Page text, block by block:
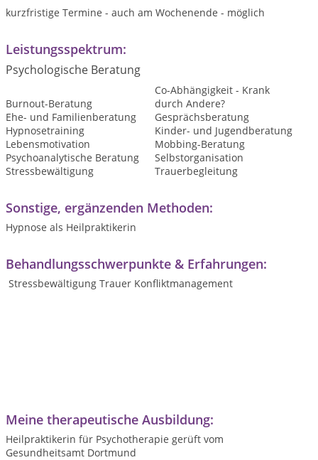
kurzfristige Termine - auch am Wochenende - möglich
Leistungsspektrum:
Psychologische Beratung
Burnout-Beratung
Co-Abhängigkeit - Krank
durch Andere?
Ehe- und Familienberatung
Gesprächsberatung
Hypnosetraining
Kinder- und Jugendberatung
Lebensmotivation
Mobbing-Beratung
Psychoanalytische Beratung
Selbstorganisation
Stressbewältigung
Trauerbegleitung
Sonstige, ergänzenden Methoden:
Hypnose als Heilpraktikerin
Behandlungsschwerpunkte & Erfahrungen:
Stressbewältigung Trauer Konfliktmanagement
Meine therapeutische Ausbildung:
Heilpraktikerin für Psychotherapie gerüft vom
Gesundheitsamt Dortmund